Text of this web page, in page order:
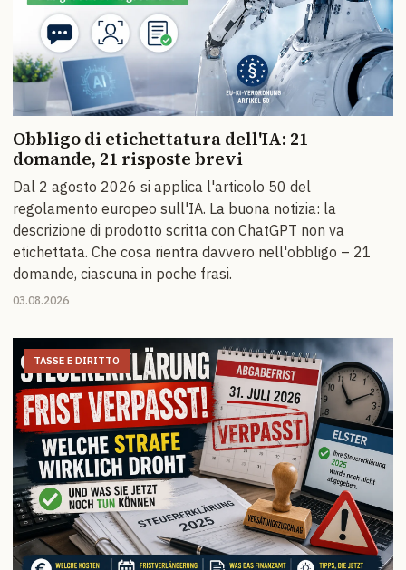
Obbligo di etichettatura dell'IA: 21
domande, 21 risposte brevi
Dal 2 agosto 2026 si applica l'articolo 50 del
regolamento europeo sull'IA. La buona notizia: la
descrizione di prodotto scritta con ChatGPT non va
etichettata. Che cosa rientra davvero nell'obbligo – 21
domande, ciascuna in poche frasi.
03.08.2026
TASSE E DIRITTO